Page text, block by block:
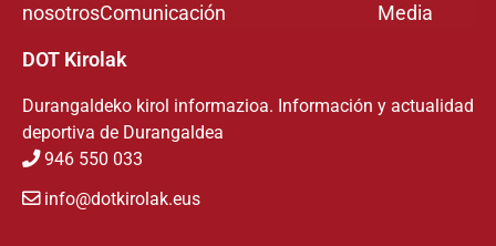
nosotrosComunicación
Media
DOT Kirolak
Durangaldeko kirol informazioa. Información y actualidad
deportiva de Durangaldea
946 550 033
info@dotkirolak.eus